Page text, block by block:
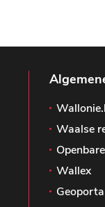
Waalse
Wallex